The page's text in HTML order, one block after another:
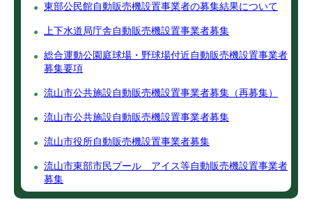
東部公民館自動販売機設置事業者の募集結果について
上下水道局庁舎自動販売機設置事業者募集
総合運動公園庭球場・野球場付近自動販売機設置事業者
募集要項
流山市公共施設自動販売機設置事業者募集（再募集）
流山市公共施設自動販売機設置事業者募集
流山市役所自動販売機設置事業者募集
流山市東部市民プール アイス等自動販売機設置事業者
募集